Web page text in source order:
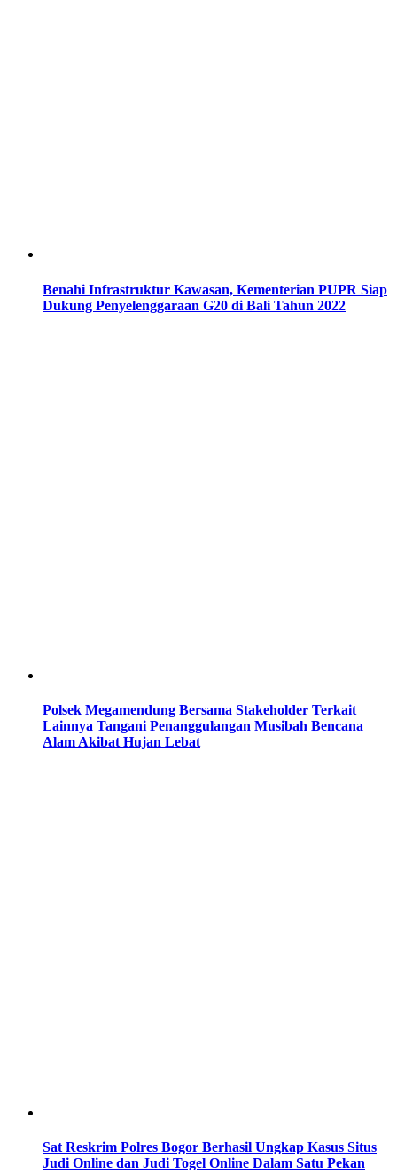
Benahi Infrastruktur Kawasan, Kementerian PUPR Siap
Dukung Penyelenggaraan G20 di Bali Tahun 2022
Polsek Megamendung Bersama Stakeholder Terkait
Lainnya Tangani Penanggulangan Musibah Bencana
Alam Akibat Hujan Lebat
Sat Reskrim Polres Bogor Berhasil Ungkap Kasus Situs
Judi Online dan Judi Togel Online Dalam Satu Pekan